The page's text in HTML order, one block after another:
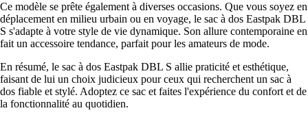
Ce modèle se prête également à diverses occasions. Que vous soyez en
déplacement en milieu urbain ou en voyage, le sac à dos Eastpak DBL
S s'adapte à votre style de vie dynamique. Son allure contemporaine en
fait un accessoire tendance, parfait pour les amateurs de mode.
En résumé, le sac à dos Eastpak DBL S allie praticité et esthétique,
faisant de lui un choix judicieux pour ceux qui recherchent un sac à
dos fiable et stylé. Adoptez ce sac et faites l'expérience du confort et de
la fonctionnalité au quotidien.